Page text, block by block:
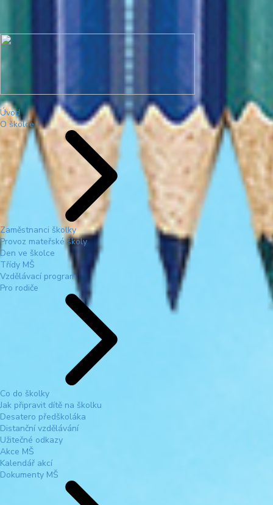
Úvod
O školce
Zaměstnanci školky
Provoz mateřské školy
Den ve školce
Třídy MŠ
Vzdělávací program
Pro rodiče
Co do školky
Jak připravit dítě na školku
Desatero předškoláka
Distanční vzdělávání
Užitečné odkazy
Akce MŠ
Kalendář akcí
Dokumenty MŠ